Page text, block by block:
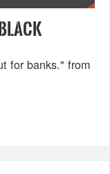
for banks." from